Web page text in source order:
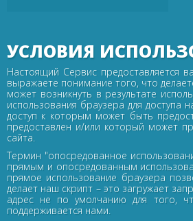
УСЛОВИЯ
Настоящий Сервис предоставляется
выражаете понимание того, что
может возникнуть в результате
использования браузера для
доступ к которым может быть
предоставлен и/или который может
сайта.
Термин "опосредованное
прямым и опосредованным
прямое использование браузера
делает наш скрипт – это загружает
адрес не по умолчанию для того,
поддерживается нами.